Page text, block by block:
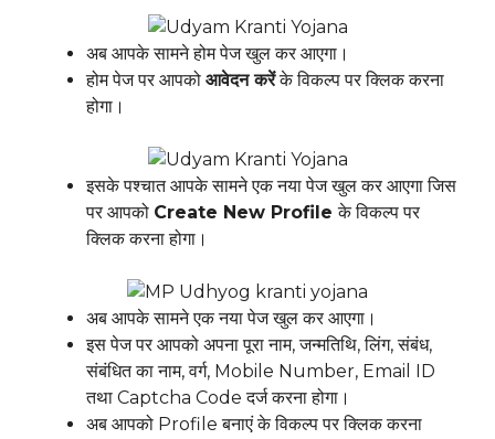
अब आपके सामने होम पेज खुल कर आएगा।
होम पेज पर आपको आवेदन करेंके विकल्प पर क्लिक करना
होगा।
इसके पश्चात आपके सामने एक नया पेज खुल कर आएगा जिस
पर आपको Create New Profileके विकल्प पर
क्लिक करना होगा।
अब आपके सामने एक नया पेज खुल कर आएगा।
इस पेज पर आपको अपना पूरा नाम, जन्मतिथि, लिंग, संबंध,
संबंधित का नाम, वर्ग, Mobile Number, Email ID
तथा Captcha Code दर्ज करना होगा।
अब आपको Profile बनाएं के विकल्प पर क्लिक करना